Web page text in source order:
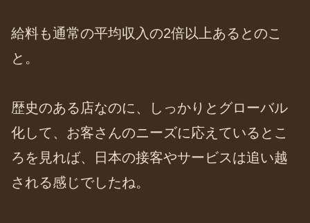
給料も通常の平均収入の2倍以上あるとのこ
と。
歴史のある店なのに、しっかりとグローバル
化して、お客さんのニーズに応えているとこ
ろを見れば、日本の接客やサービスは追い越
される感じでしたね。